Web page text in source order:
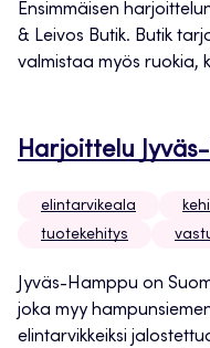
Ensimmäisen
& Leivos Butik. Butik
valmistaa myös ruokia,
Harjoittelu
elintarvikeala
tuotekehitys
Jyväs-Hamppu on
joka myy
elintarvikkeiksi